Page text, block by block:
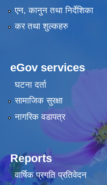
एन, कानुन तथा निर्देशिका
कर तथा शुल्कहरु
eGov services
घटना दर्ता
सामाजिक सुरक्षा
नागरिक वडापत्र
Reports
वार्षिक प्रगति प्रतिवेदन